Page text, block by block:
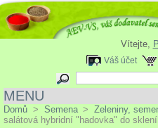
Vítejte,
Váš účet
MENU
Domů > Semena > Zeleniny,
salátová hybridní "hadovka" do